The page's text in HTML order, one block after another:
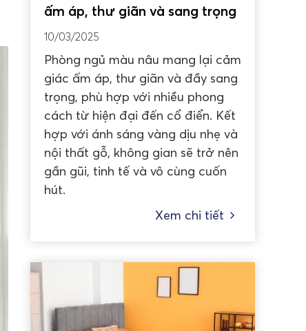
ấm áp, thư giãn và sang trọng
10/03/2025
Phòng ngủ màu nâu mang lại cảm
giác ấm áp, thư giãn và đầy sang
trọng, phù hợp với nhiều phong
cách từ hiện đại đến cổ điển. Kết
hợp với ánh sáng vàng dịu nhẹ và
nội thất gỗ, không gian sẽ trở nên
gần gũi, tinh tế và vô cùng cuốn
hút.
Xem chi tiết